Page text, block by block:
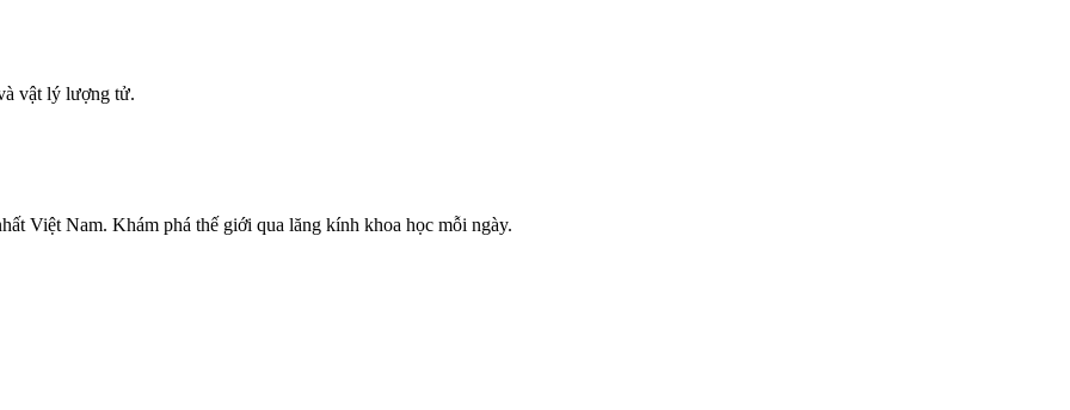
vật lý lượng tử.
Việt Nam. Khám phá thế giới qua lăng kính khoa học mỗi ngày.